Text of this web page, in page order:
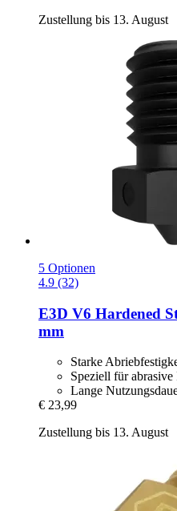
Zustellung bis 13. August
5 Optionen
4.9 (32)
E3D V6 Hardened
mm
Starke
Speziell für abrasive
Lange
€ 23,99
Zustellung bis 13. August